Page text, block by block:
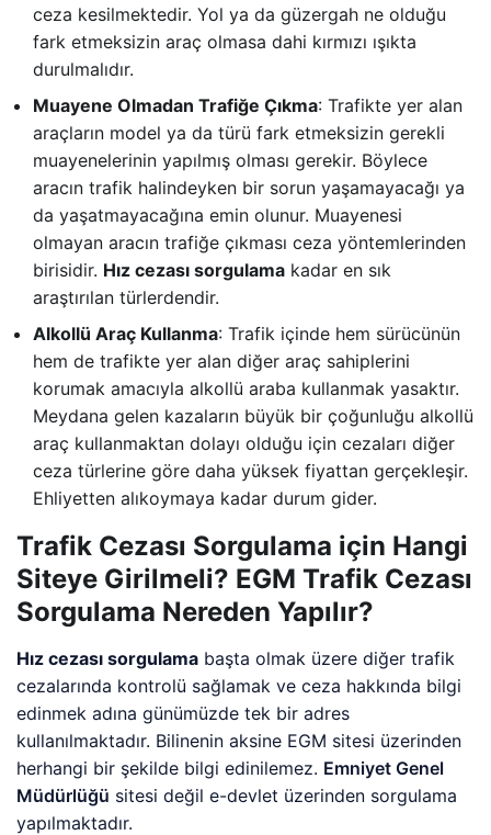
ceza kesilmektedir. Yol ya da güzergah ne olduğu
fark etmeksizin araç olmasa dahi kırmızı ışıkta
durulmalıdır.
Muayene Olmadan Trafiğe Çıkma: Trafikte yer alan
araçların model ya da türü fark etmeksizin gerekli
muayenelerinin yapılmış olması gerekir. Böylece
aracın trafik halindeyken bir sorun yaşamayacağı ya
da yaşatmayacağına emin olunur. Muayenesi
olmayan aracın trafiğe çıkması ceza yöntemlerinden
birisidir. Hız cezası sorgulama kadar en sık
araştırılan türlerdendir.
Alkollü Araç Kullanma: Trafik içinde hem sürücünün
hem de trafikte yer alan diğer araç sahiplerini
korumak amacıyla alkollü araba kullanmak yasaktır.
Meydana gelen kazaların büyük bir çoğunluğu alkollü
araç kullanmaktan dolayı olduğu için cezaları diğer
ceza türlerine göre daha yüksek fiyattan gerçekleşir.
Ehliyetten alıkoymaya kadar durum gider.
Trafik Cezası Sorgulama için Hangi
Siteye Girilmeli? EGM Trafik Cezası
Sorgulama Nereden Yapılır?
Hız cezası sorgulama başta olmak üzere diğer trafik
cezalarında kontrolü sağlamak ve ceza hakkında bilgi
edinmek adına günümüzde tek bir adres
kullanılmaktadır. Bilinenin aksine EGM sitesi üzerinden
herhangi bir şekilde bilgi edinilemez. Emniyet Genel
Müdürlüğü sitesi değil e-devlet üzerinden sorgulama
yapılmaktadır.